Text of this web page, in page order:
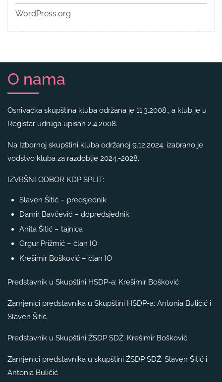
WordPress.org
O nama
Osnivačka skupština kluba održana je 11.3.2008., a klub je u
Registar udruga upisan 2.4.2008.
Na Izbornoj skupštini kluba održanoj 9.12.2024. izabrano je
vodstvo kluba za razdoblje 2024.-2028.
IZVRŠNI ODBOR KDP SPLIT:
Slaven Šitić – predsjednik
Damir Bavčević – dopredsjednik
Anita Šitić – tajnica
Grgur Prižmić – član IO
Krešimir Bošković – član IO
Predstavnik u Skupštini HSDP-a: Krešimir Bošković
Zamjenici predstavnika u Skupštini HSDP-a: Antonia Buličić i
Slaven Šitić
Predstavnik u Skupštini ŽSDP SDŽ: Krešimir Bošković
Zamjenici predstavnika u skupštini ŽSDP SDŽ: Slaven Šitić i
Antonia Buličić